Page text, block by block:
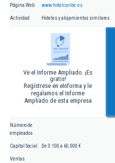
Página Web www.hotelcaribe.es
Actividad Hoteles y alojamientos similares
Ve el Informe Ampliado. ¡Es
gratis!
Regístrese en eInforma y le
regalamos el Informe
Ampliado de esta empresa
Número de
empleados
Capital Social De 3.100 a 60.000 €
Ventas